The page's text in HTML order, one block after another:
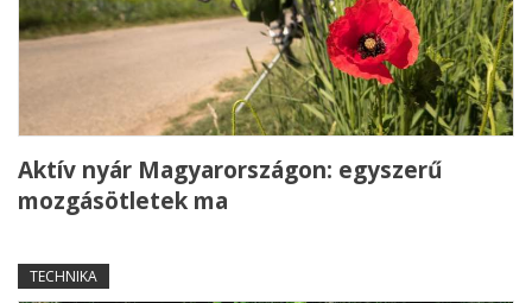
Aktív nyár Magyarországon: egyszerű
mozgásötletek ma
TECHNIKA